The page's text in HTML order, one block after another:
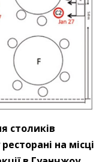
столиків
на місці